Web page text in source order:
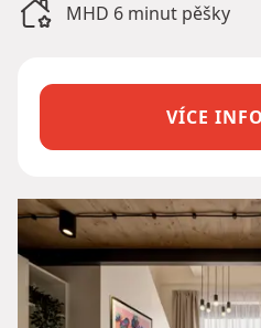
MHD 6 minut pěšky
VÍCE